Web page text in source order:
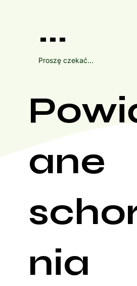
...
Proszę czekać...
ane
nia